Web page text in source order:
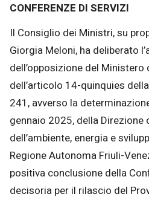
CONFERENZE DI SERVIZI
Il Consiglio dei Ministri, su
Giorgia Meloni, ha deliberato
dell’opposizione del Ministero
dell’articolo 14-quinquies
241, avverso la
gennaio 2025, della
dell’ambiente, energia e
Regione Autonoma Friuli-
positiva conclusione della
decisoria per il rilascio del